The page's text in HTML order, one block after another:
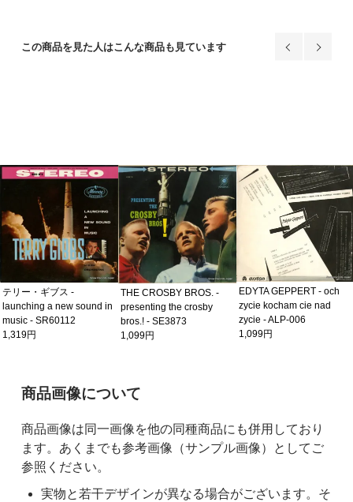
この商品を見た人はこんな商品も見ています
テリー・ギブス -
launching a new sound in
music - SR60112
1,319円
THE CROSBY BROS. -
presenting the crosby
bros.! - SE3873
1,099円
EDYTA GEPPERT - och
zycie kocham cie nad
zycie - ALP-006
1,099円
ご購入前の注意事項
商品画像について
商品画像は同一画像を他の同種商品にも併用しており
ます。あくまでも参考画像（サンプル画像）としてご
参照ください。
実物と若干デザインが異なる場合がございます。そ